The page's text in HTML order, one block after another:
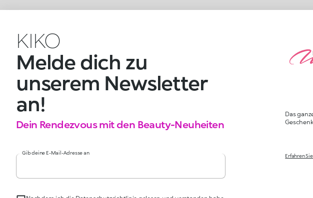
KIKO
Melde dich zu
unserem Newsletter
an!
Dein Rendezvous mit den Beauty-Neuheiten
Gib deine E-Mail-Adresse an
Das
Erfahren